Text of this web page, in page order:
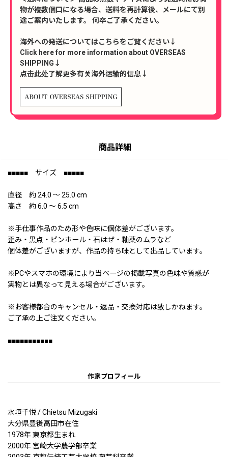
物が複数個口になる場合、送料を再計算後、メールにて別
途ご案内いたします。 何卒ご了承ください。
海外への発送についてはこちらをご覧ください↓
Click here for more information about OVERSEAS
SHIPPING↓
点击此处了解更多有关海外运输的信息↓
商品詳細
■■■■■ サイズ ■■■■■
直径 約 24.0 〜 25.0 cm
高さ 約 6.0 〜 6.5 cm
※手仕事作品のため形や色味に個体差がございます。
歪み・黒点・ピンホール・石はぜ・釉薬のムラなど
個体差がございますが、作品の持ち味として出品しています。
※PCやスマホの環境により当ページの掲載写真の色味や質感が
実物とは異なって見える場合がございます。
※お客様都合のキャンセル・返品・交換対応は致しかねます。
ご了承の上ご注文ください。
■■■■■■■■■■■
作家プロフィール
水垣千悦 / Chietsu Mizugaki
大分県豊後高田市在住
1978年 東京都生まれ
2000年 宮崎大学農学部卒業